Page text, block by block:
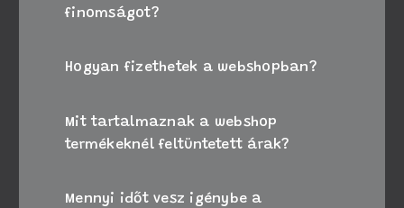
finomságot?
Hogyan fizethetek a webshopban?
Mit tartalmaznak a webshop
termékeknél feltüntetett árak?
Mennyi időt vesz igénybe a